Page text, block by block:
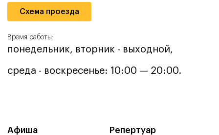
Схема проезда
Время работы:
понедельник, вторник - выходной,
среда - воскресенье: 10:00 — 20:00.
Афиша Репертуар